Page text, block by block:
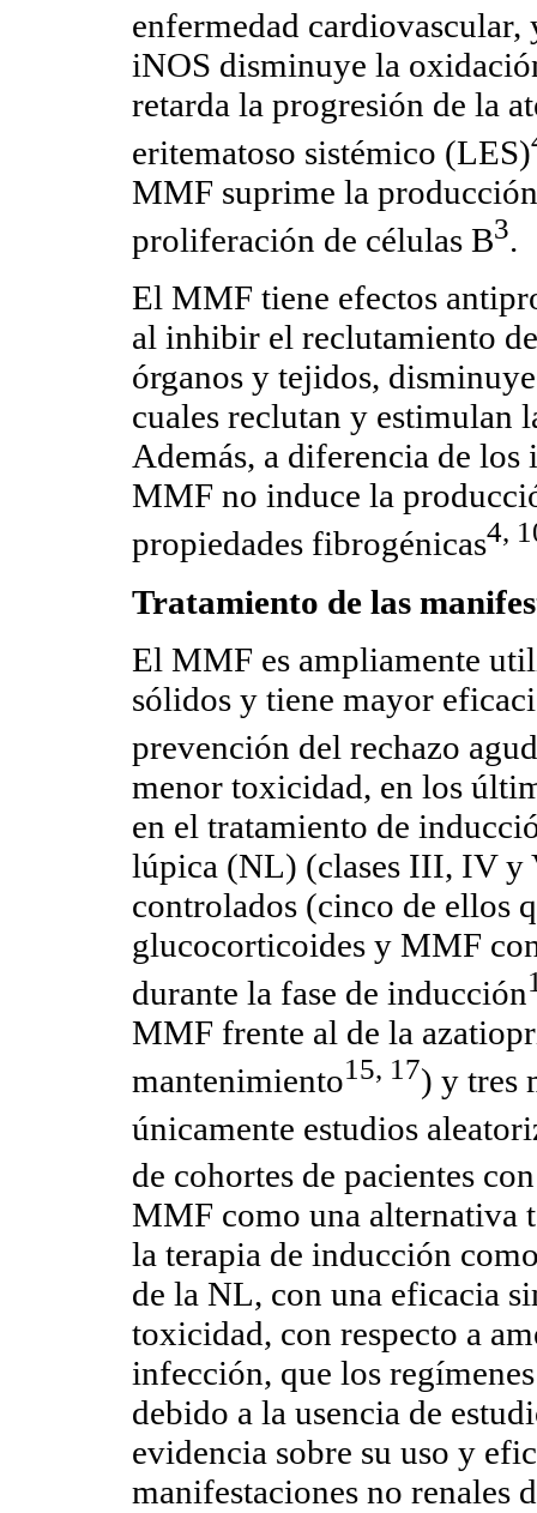
enfermedad
iNOS disminuye la
retarda la progresión de la
eritematoso sistémico (LES)
MMF suprime la
proliferación de células B3.
El MMF tiene efectos
al inhibir el reclutamiento
órganos y tejidos,
cuales reclutan y estimulan
Además, a diferencia de
MMF no induce la
propiedades fibrogénicas4,
Tratamiento de las
El MMF es ampliamente
sólidos y tiene mayor
prevención del rechazo
menor toxicidad, en los
en el tratamiento de
lúpica (NL) (clases III, IV y
controlados (cinco de ellos
glucocorticoides y MMF
durante la fase de inducción
MMF frente al de la
mantenimiento15, 17) y tres
únicamente estudios
de cohortes de pacientes
MMF como una alternativa
la terapia de inducción
de la NL, con una eficacia
toxicidad, con respecto a
infección, que los
debido a la usencia de
evidencia sobre su uso y
manifestaciones no renales